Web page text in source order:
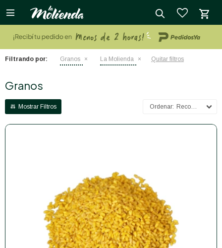

Filtrando por: Granos La Molienda Quitar filtros
Granos
Recomendados